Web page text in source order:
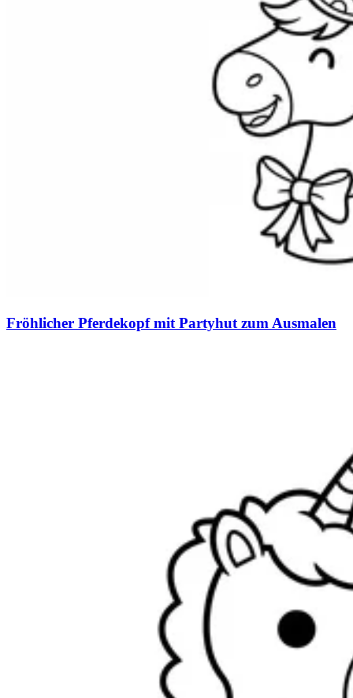
Fröhlicher Pferdekopf mit Partyhut zum Ausmalen